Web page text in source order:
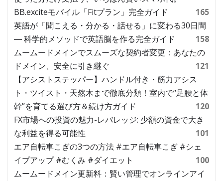
BB.exciteモバイル「Fitプラン」完全ガイド
165
英語が「聞こえる・分かる・話せる」に変わる30日間
― 科学的メソッドで英語脳を作る完全ガイド
158
ムームードメインでスムーズな契約者変更：あなたの
ドメイン、安全に引き継ぐ
121
【アシストステッパー】ハンドル付き・筋力アシス
ト・ツイスト・天然木まで徹底分類！室内で“足腰と体
幹”を育てる選び方＆続け方ガイド
120
FX市場への投資の魅力-レバレッジ: 少額の資金で大き
な利益を得る可能性
101
エア自転車こぎの3つの方法 #エア自転車こぎ #シェ
イプアップ #むくみ #ダイエット
100
ムームードメイン更新料：賢い管理でオンラインアイ